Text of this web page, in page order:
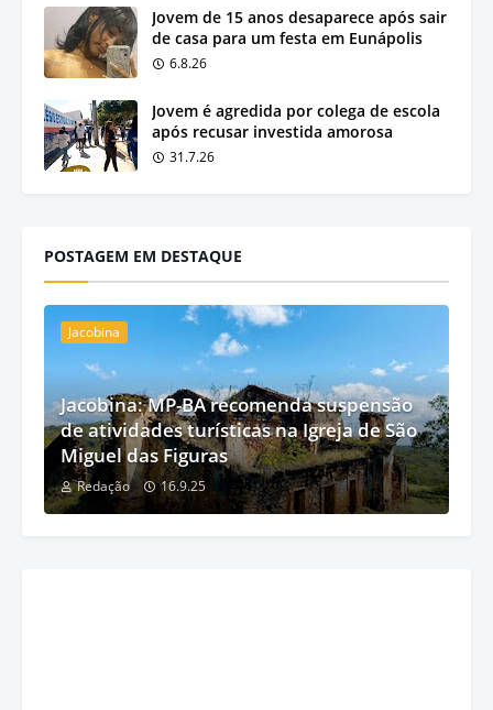
Jovem de 15 anos desaparece após sair
de casa para um festa em Eunápolis
6.8.26
Jovem é agredida por colega de escola
após recusar investida amorosa
31.7.26
POSTAGEM EM DESTAQUE
Jacobina
Jacobina: MP-BA recomenda suspensão
de atividades turísticas na Igreja de São
Miguel das Figuras
Redação 16.9.25